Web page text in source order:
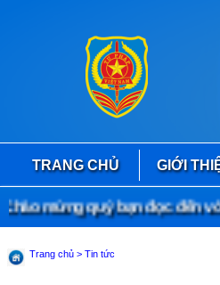
TRANG CHỦ GIỚI
mừng quý bạn đọc đến với
Trang chủ > Tin tức